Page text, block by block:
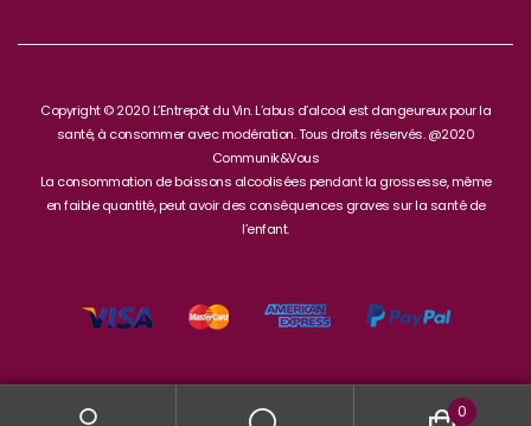
Copyright © 2020 L’Entrepôt du Vin. L’abus d’alcool est dangeureux pour la
santé, à consommer avec modération. Tous droits réservés. @2020
Communik&Vous
La consommation de boissons alcoolisées pendant la grossesse, même
en faible quantité, peut avoir des conséquences graves sur la santé de
l’enfant.
0